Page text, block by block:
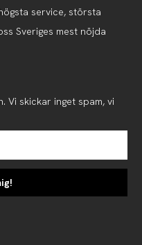
service, största
Sveriges mest nöjda
Vi skickar inget spam, vi